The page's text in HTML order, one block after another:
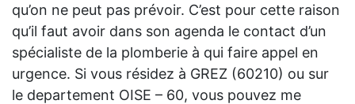
qu’on ne peut pas prévoir. C’est pour cette raison
qu’il faut avoir dans son agenda le contact d’un
spécialiste de la plomberie à qui faire appel en
urgence. Si vous résidez à GREZ (60210) ou sur
le departement OISE – 60, vous pouvez me